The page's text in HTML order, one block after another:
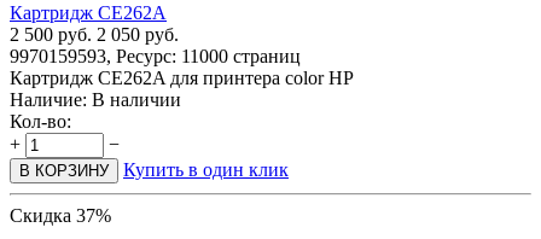
Картридж CE262A
2 500 руб. 2 050 руб.
9970159593, Ресурс: 11000 страниц
Картридж CE262A для принтера color HP
Наличие: В наличии
Кол-во:
+
−
В КОРЗИНУ Купить в один клик
Скидка 37%